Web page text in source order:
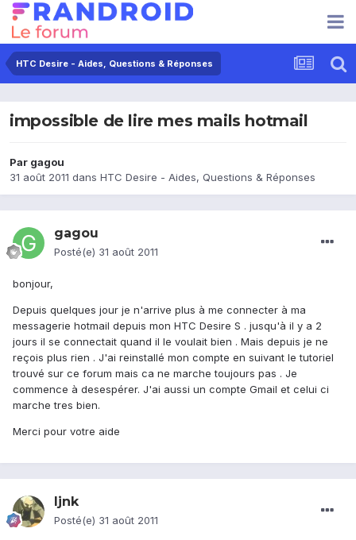
HTC Desire - Aides, Questions & Réponses
impossible de lire mes mails hotmail
Par gagou
31 août 2011 dans HTC Desire - Aides, Questions & Réponses
gagou
Posté(e) 31 août 2011
bonjour,
Depuis quelques jour je n'arrive plus à me connecter à ma
messagerie hotmail depuis mon HTC Desire S . jusqu'à il y a 2
jours il se connectait quand il le voulait bien . Mais depuis je ne
reçois plus rien . J'ai reinstallé mon compte en suivant le tutoriel
trouvé sur ce forum mais ca ne marche toujours pas . Je
commence à desespérer. J'ai aussi un compte Gmail et celui ci
marche tres bien.
Merci pour votre aide
ljnk
Posté(e) 31 août 2011